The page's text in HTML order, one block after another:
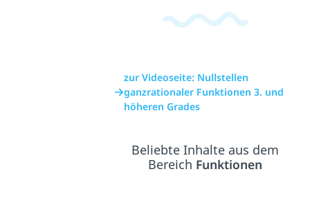
zur Videoseite: Nullstellen
ganzrationaler Funktionen 3. und
höheren Grades
Beliebte Inhalte aus dem
Bereich Funktionen